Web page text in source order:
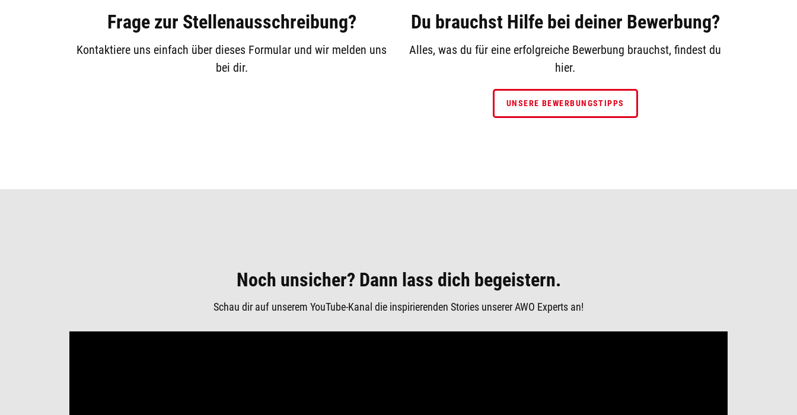
Frage zur Stellenausschreibung?
Kontaktiere uns einfach über dieses Formular und wir melden uns
bei dir.
Du brauchst Hilfe bei deiner Bewerbung?
Alles, was du für eine erfolgreiche Bewerbung brauchst, findest du
hier.
UNSERE BEWERBUNGSTIPPS
Noch unsicher? Dann lass dich begeistern.
Schau dir auf unserem YouTube-Kanal die inspirierenden Stories unserer AWO Experts an!